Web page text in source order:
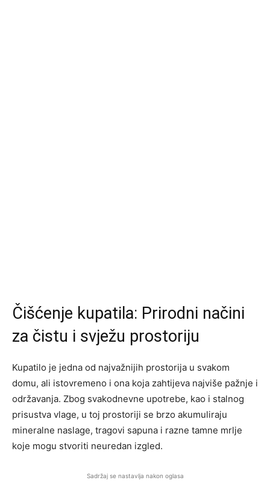
Čišćenje kupatila: Prirodni načini
za čistu i svježu prostoriju
Kupatilo je jedna od najvažnijih prostorija u svakom
domu, ali istovremeno i ona koja zahtijeva najviše pažnje i
održavanja. Zbog svakodnevne upotrebe, kao i stalnog
prisustva vlage, u toj prostoriji se brzo akumuliraju
mineralne naslage, tragovi sapuna i razne tamne mrlje
koje mogu stvoriti neuredan izgled.
Sadržaj se nastavlja nakon oglasa